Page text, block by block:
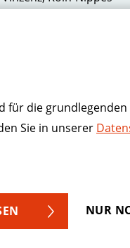
für die
Sie in unserer
NUR